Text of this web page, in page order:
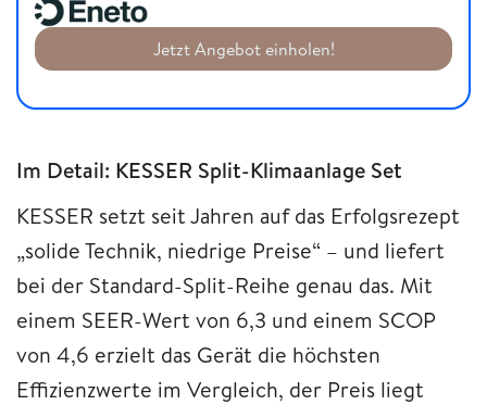
Jetzt Angebot einholen!
Im Detail: KESSER Split-Klimaanlage Set
KESSER setzt seit Jahren auf das Erfolgsrezept
„solide Technik, niedrige Preise“ – und liefert
bei der Standard-Split-Reihe genau das. Mit
einem SEER-Wert von 6,3 und einem SCOP
von 4,6 erzielt das Gerät die höchsten
Effizienzwerte im Vergleich, der Preis liegt